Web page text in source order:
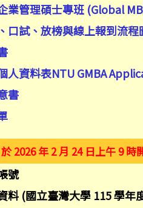
業管理碩士專班 (Global
口試、放榜與線上報到流程
人資料表NTU GMBA
書
2026 年 2 月 24 日上午 9 時
號
料 (國立臺灣大學 115 學年